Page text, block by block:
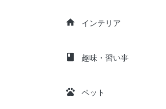
home インテリア
class 趣味・習い事
pets ペット